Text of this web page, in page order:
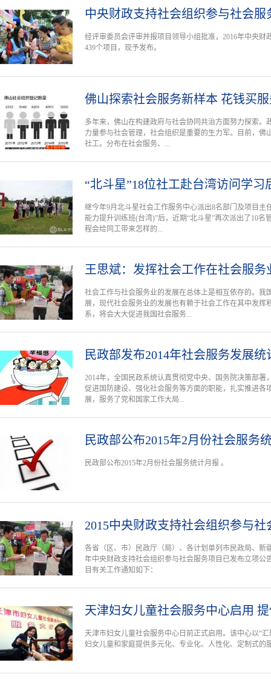
中央财政支持社会组织参与社会服
经评审委员会评审并报项目领导小组批准，2016年中央
439个项目，现予发布。
佛山探索社会服务新样本 花钱买
多年来，佛山在构建政府与社会协同共治方面努力探索。
力量参与社会管理，社会组织是重要的生力军。目前，佛
社工。分布在社会服务、...
“北斗星”18位社工赴台湾访问学习
继今年9月北斗星社会工作服务中心派出8名部门及项目主
能力提升训练班(台湾)”后，近期“北斗星”再次派出了10
程会给同工带来怎样的...
王思斌：发挥社会工作在社会服务
社会工作与社会服务业的发展在总体上是相互依存的。我
展，现代社会服务业的发展也有赖于社会工作在其中发挥
系，将会大大促进我国社会服务...
民政部发布2014年社会服务发展统
2014年，全国民政系统认真贯彻党中央、国务院决策部
促进国防建设、强化社会服务等方面的职能，扎实推进各
展，服务了党和国家工作大局...
民政部公布2015年2月份社会服务
民政部公布2015年2月份社会服务统计月报 。
2015中央财政支持社会组织参与社
各省（区、市）民政厅（局）、各计划单列市民政局、新
年中央财政支持社会组织参与社会服务项目已发布立项公
目有关工作通知如下：
天津妇女儿童社会服务中心启用
天津市妇女儿童社会服务中心日前正式启用。该中心以“
妇女儿童和家庭提供多元化、专业化、人性化、定制式的